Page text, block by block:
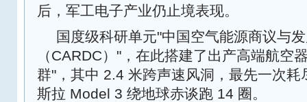
后，军工电子产业仍止境表现。
国度级科研单元"中国空气能源商议与
（CARDC）"，在此搭建了出产高端航空
群"，其中 2.4 米跨声速风洞，最先一次耗
斯拉 Model 3 绕地球赤谈跑 14 圈。